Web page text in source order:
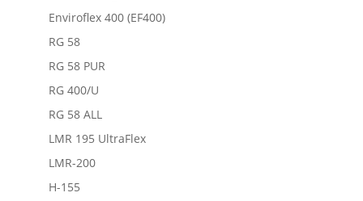
Enviroflex 400 (EF400)
RG 58
RG 58 PUR
RG 400/U
RG 58 ALL
LMR 195 UltraFlex
LMR-200
H-155